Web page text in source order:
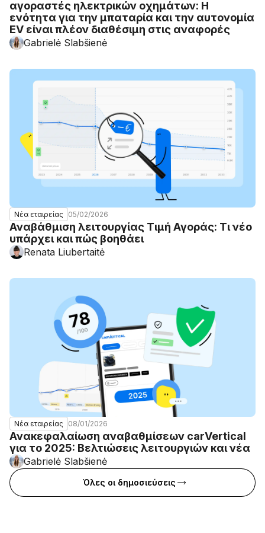
αγοραστές ηλεκτρικών οχημάτων: Η
ενότητα για την μπαταρία και την αυτονομία
EV είναι πλέον διαθέσιμη στις αναφορές
Gabrielė Slabšienė
Νέα εταιρείας 05/02/2026
Αναβάθμιση λειτουργίας Τιμή Αγοράς: Τι νέο
υπάρχει και πώς βοηθάει
Renata Liubertaitė
Νέα εταιρείας 08/01/2026
Ανακεφαλαίωση αναβαθμίσεων carVertical
για το 2025: Βελτιώσεις λειτουργιών και νέα
Gabrielė Slabšienė
Όλες οι δημοσιεύσεις